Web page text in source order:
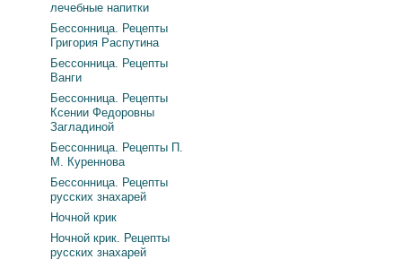
лечебные напитки
Бессонница. Рецепты
Григория Распутина
Бессонница. Рецепты
Ванги
Бессонница. Рецепты
Ксении Федоровны
Загладиной
Бессонница. Рецепты П.
М. Куреннова
Бессонница. Рецепты
русских знахарей
Ночной крик
Ночной крик. Рецепты
русских знахарей